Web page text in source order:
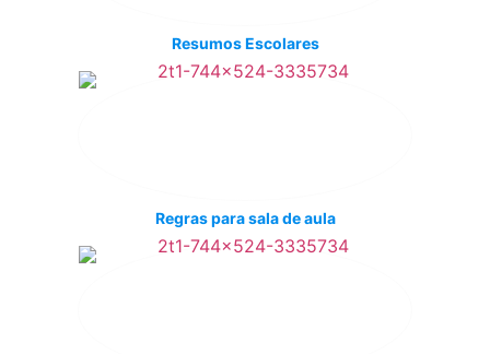
Resumos Escolares
Regras para sala de aula